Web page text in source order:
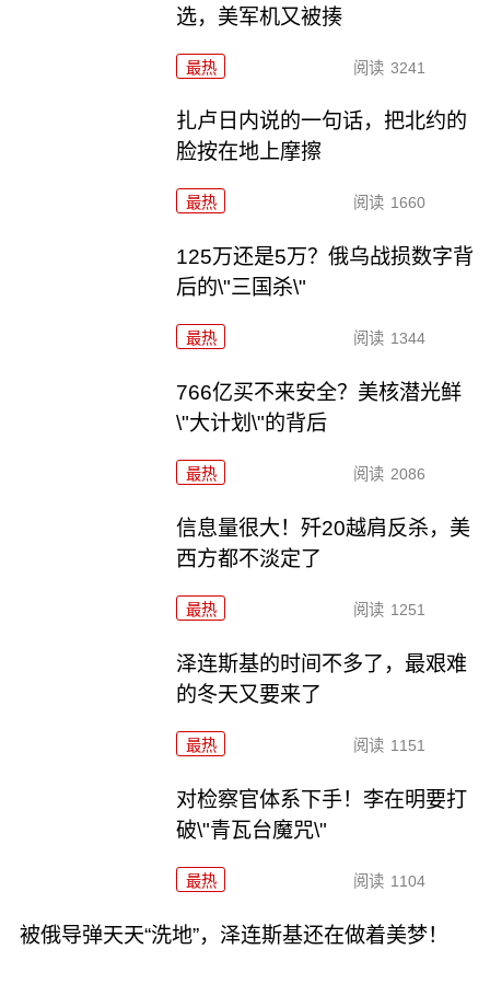
选，美军机又被揍
最热 阅读 3241
扎卢日内说的一句话，把北约的
脸按在地上摩擦
最热 阅读 1660
125万还是5万？俄乌战损数字背
后的\"三国杀\"
最热 阅读 1344
766亿买不来安全？美核潜光鲜
\"大计划\"的背后
最热 阅读 2086
信息量很大！歼20越肩反杀，美
西方都不淡定了
最热 阅读 1251
泽连斯基的时间不多了，最艰难
的冬天又要来了
最热 阅读 1151
对检察官体系下手！李在明要打
破\"青瓦台魔咒\"
最热 阅读 1104
被俄导弹天天“洗地”，泽连斯基还在做着美梦！